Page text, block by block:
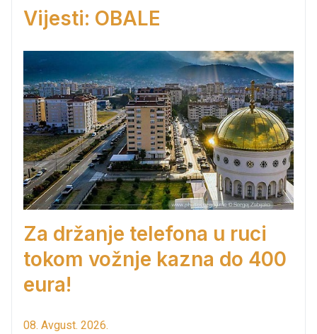
Vijesti: OBALE
Za držanje telefona u ruci
tokom vožnje kazna do 400
eura!
08. Avgust. 2026.